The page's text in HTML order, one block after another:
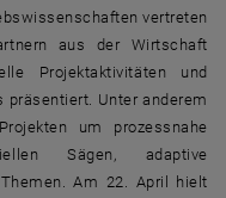
vertreten
aus der Wirtschaft
Projektaktivitäten und
präsentiert. Unter anderem
um prozessnahe
Sägen, adaptive
Am 22. April hielt